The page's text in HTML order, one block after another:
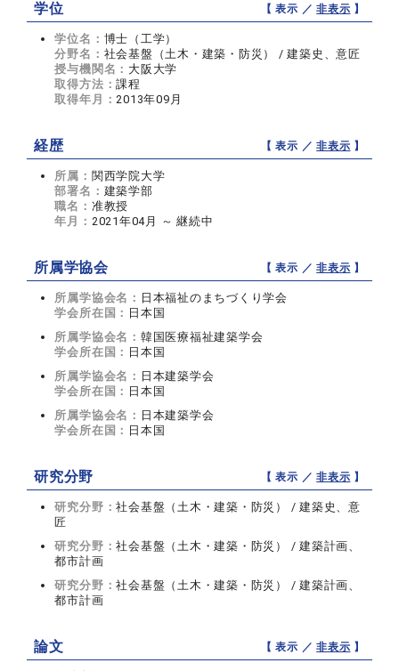
学位 【 表示 ／非表示 】
学位名： 博士（工学）
分野名： 社会基盤（土木・建築・防災） / 建築史、意匠
授与機関名： 大阪大学
取得方法：課程
取得年月：2013年09月
経歴 【 表示 ／非表示 】
所属： 関西学院大学
部署名： 建築学部
職名： 准教授
年月： 2021年04月 ～ 継続中
所属学協会 【 表示 ／非表示 】
所属学協会名： 日本福祉のまちづくり学会
学会所在国： 日本国
所属学協会名： 韓国医療福祉建築学会
学会所在国： 日本国
所属学協会名： 日本建築学会
学会所在国： 日本国
所属学協会名： 日本建築学会
学会所在国： 日本国
研究分野 【 表示 ／非表示 】
研究分野：社会基盤（土木・建築・防災） / 建築史、意
匠
研究分野：社会基盤（土木・建築・防災） / 建築計画、
都市計画
研究分野：社会基盤（土木・建築・防災） / 建築計画、
都市計画
論文 【 表示 ／非表示 】